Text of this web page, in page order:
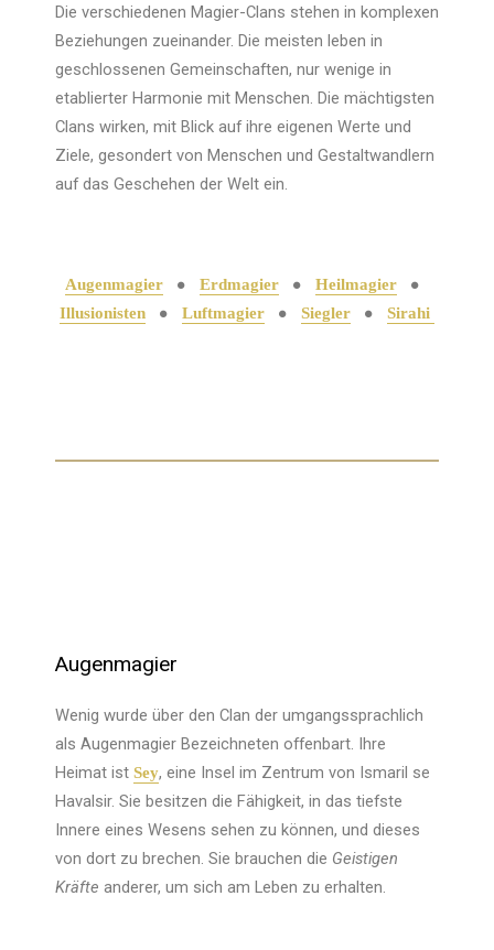
Die verschiedenen Magier-Clans stehen in komplexen
Beziehungen zueinander. Die meisten leben in
geschlossenen Gemeinschaften, nur wenige in
etablierter Harmonie mit Menschen. Die mächtigsten
Clans wirken, mit Blick auf ihre eigenen Werte und
Ziele, gesondert von Menschen und Gestaltwandlern
auf das Geschehen der Welt ein.
Augenmagier ● Erdmagier ● Heilmagier ●
Illusionisten ● Luftmagier ● Siegler ● Sirahi
Augenmagier
Wenig wurde über den Clan der umgangssprachlich
als Augenmagier Bezeichneten offenbart. Ihre
Heimat ist Sey, eine Insel im Zentrum von Ismaril se
Havalsir. Sie besitzen die Fähigkeit, in das tiefste
Innere eines Wesens sehen zu können, und dieses
von dort zu brechen. Sie brauchen die Geistigen
Kräfte anderer, um sich am Leben zu erhalten.